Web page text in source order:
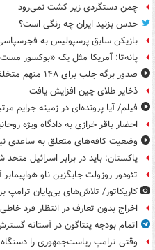
چمن دستگردی زیر کشت نمی‌رود
حدس بزنید ایران چه رنگی است؟
بازیکن سابق پرسپولیس به
پانه‌تا: آمریکا مثل یک «بوکسور
صدور برگه جلب برای ۱۴۸ متهم متخلف ارزی
ذخایر طلای چین افزایش یافت
فیلم/ آیا پرونده‌ای در زمینه
احضار باقر خرازی به دادگاه ویژه
وضعیت کافه‌های متعلق به ساعدی
پاکستان: باید در برابر اسرائیل متحد
تئودور روزولت جایگزین ناو
کاریکاتور/ تلاش‌های بی‌پایان ترامپ
اخراج بدون تعارف در انتظار فرد
اتمام بودجه پنتاگون در آستانه
وقتی ترامپ ریاست‌جمهوری را